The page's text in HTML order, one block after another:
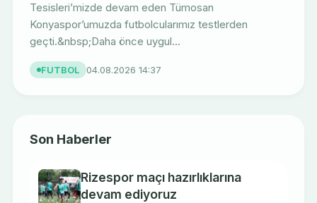
Tesisleri’mizde devam eden Tümosan
Konyaspor’umuzda futbolcularımız testlerden
geçti.&nbsp;Daha önce uygul...
FUTBOL 04.08.2026 14:37
Son Haberler
Rizespor maçı hazırlıklarına
devam ediyoruz